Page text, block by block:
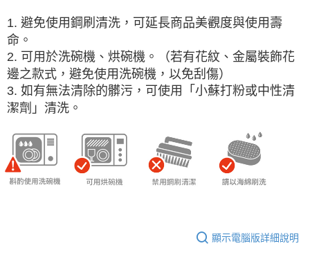
1. 避免使用鋼刷清洗，可延長商品美觀度與使用壽
命。
2. 可用於洗碗機、烘碗機。（若有花紋、金屬裝飾花
邊之款式，避免使用洗碗機，以免刮傷）
3. 如有無法清除的髒污，可使用「小蘇打粉或中性清
潔劑」清洗。
顯示電腦版詳細說明